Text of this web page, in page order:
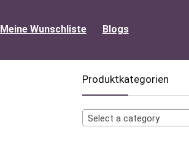
Meine Wunschliste Blogs
Produktkategorien
Select a category